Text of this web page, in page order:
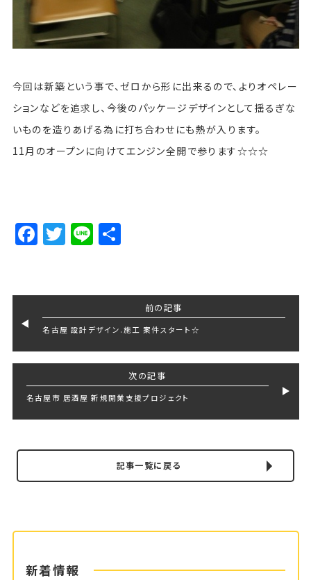
今回は新築という事で、ゼロから形に出来るので、よりオペレー
ションなどを追求し、今後のパッケージデザインとして揺るぎな
いものを造りあげる為に打ち合わせにも熱が入ります。
11月のオープンに向けてエンジン全開で参ります☆☆☆
Facebook
Twitter
LineShare
前の記事
名古屋 設計デザイン.施工 案件スタート☆
次の記事
名古屋市 居酒屋 新規開業支援プロジェクト
記事一覧に戻る
新着情報